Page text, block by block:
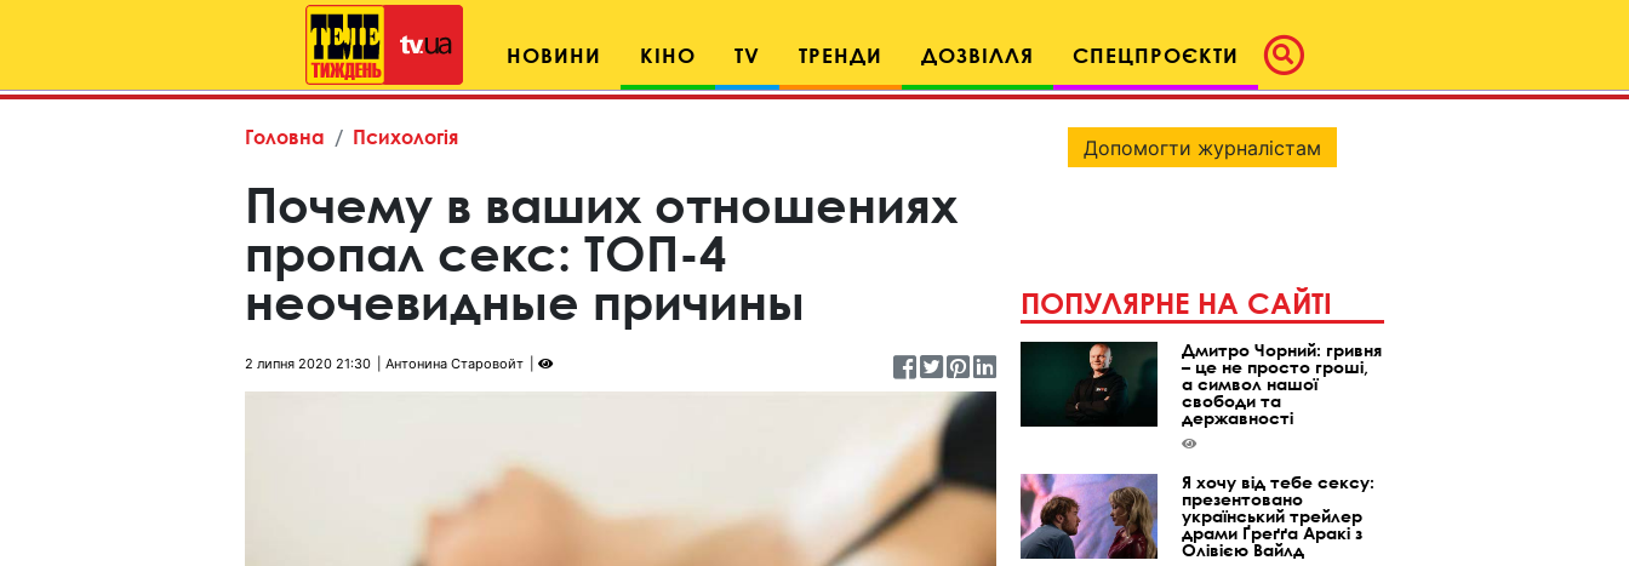
НОВИНИ КІНО TV ТРЕНДИ ДОЗВІЛЛЯ СПЕЦПРОЄКТИ
Головна Психологія
Почему в ваших отношениях
пропал секс: ТОП-4
неочевидные причины
2 липня 2020 21:30 Антонина Старовойт
Допомогти журналістам
ПОПУЛЯРНЕ НА САЙТІ
Дмитро Чорний: гривня
– це не просто гроші,
а символ нашої
свободи та
державності
Я хочу від тебе сексу:
презентовано
український трейлер
драми Ґреґґа Аракі з
Олівією Вайлд